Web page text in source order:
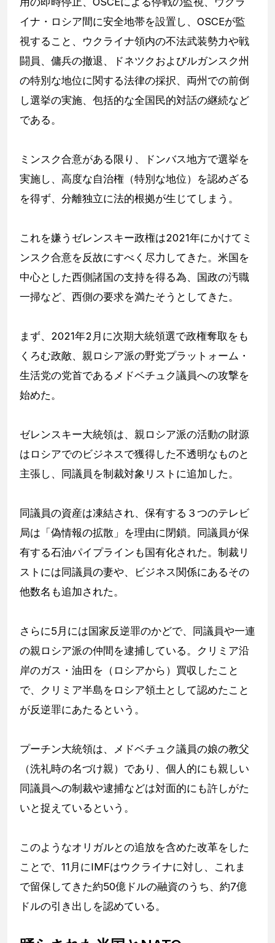
イナ・ロシア間に安全地帯を設置し、OSCEが監
視すること、ウクライナ領内の不法武装勢力や戦
闘員、傭兵の撤退、ドネツクおよびルガンスク州
の特別な地位に関する法律の採択、両州での前倒
し選挙の実施、包括的な全国民的対話の継続など
である。
ミンスク合意がある限り、ドンバス地方で選挙を
実施し、高度な自治権（特別な地位）を認めざる
を得ず、分離独立に法的根拠が生じてしまう。
これを嫌うゼレンスキー政権は2021年にかけてミ
ンスク合意を反故にすべく尽力してきた。米国を
中心とした西側諸国の支持を得る為、国政の汚職
一掃など、西側の要求を満たそうとしてきた。
まず、2021年2月に次期大統領選で政権奪取をも
くろむ政敵、親ロシア派の野党プラットォーム・
生活党の党首であるメドベチュク議員への攻撃を
始めた。
ゼレンスキー大統領は、親ロシア派の活動の財源
はロシアでのビジネスで獲得した不透明なものと
主張し、同議員を制裁対象リストに追加した。
同議員の資産は凍結され、保有する３つのテレビ
局は「偽情報の拡散」を理由に閉鎖。同議員が保
有する石油パイプラインも国有化された。制裁リ
ストには同議員の妻や、ビジネス関係にあるその
他数名も追加された。
さらに5月には国家反逆罪のかどで、同議員や一連
の親ロシア派の仲間を逮捕している。クリミア沿
岸のガス・油田を（ロシアから）買収したこと
で、クリミア半島をロシア領土として認めたこと
が反逆罪にあたるという。
プーチン大統領は、メドベチュク議員の娘の教父
（洗礼時の名づけ親）であり、個人的にも親しい
同議員への制裁や逮捕などは対面的にも許しがた
いと捉えているという。
このようなオリガルとの追放を含めた改革をした
ことで、11月にIMFはウクライナに対し、これま
で留保してきた約50億ドルの融資のうち、約7億
ドルの引き出しを認めている。